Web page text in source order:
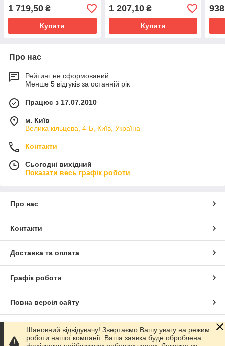
1 719,50 ₴
Купити
LW090-A
1 207,10₴
Купити
Про нас
Рейтинг не сформований
Менше 5 відгуків за останній рік
Працює з 17.07.2010
м. Київ
Велика кільцева, 4-Б, Київ, Україна
Контакти
Сьогодні вихідний
Показати весь графік роботи
Про нас
Контакти
Доставка та оплата
Графік роботи
Повна версія сайту
Сайт створено на маркетплейсі Prom.ua
Шановний відвідувачу! Звертаємо Вашу увагу на режим
роботи нашої компанії. Ваша заявка буде оброблена